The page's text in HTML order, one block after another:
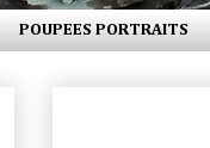
POUPEES PORTRAITS